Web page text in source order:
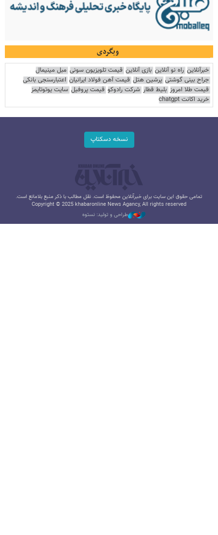
وبگردی
خبرآنلاین راه نو آنلاین بازی آنلاین قیمت تلویزیون سونی مبل مینیمال
جراح بینی گوشتی پرشین هتل قیمت آهن فولاد ایرانیان اعتبارسنجی بانکی
قیمت طلا امروز بلیط قطار شرکت رادوکو قیمت پروفیل سایت یوتوتایمز
خرید اکانت chatgpt
نسخه دسکتاپ
تمامی حقوق این سایت برای خبرآنلاین محفوظ است. نقل مطالب با ذکر منبع بلامانع است.
Copyright © 2025 khabaronline News Agancy, All rights reserved
طراحی و تولید: نستوه